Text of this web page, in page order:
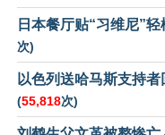
日本餐厅贴“习维尼”
次)
以色列送哈马斯支持
(55,818次)